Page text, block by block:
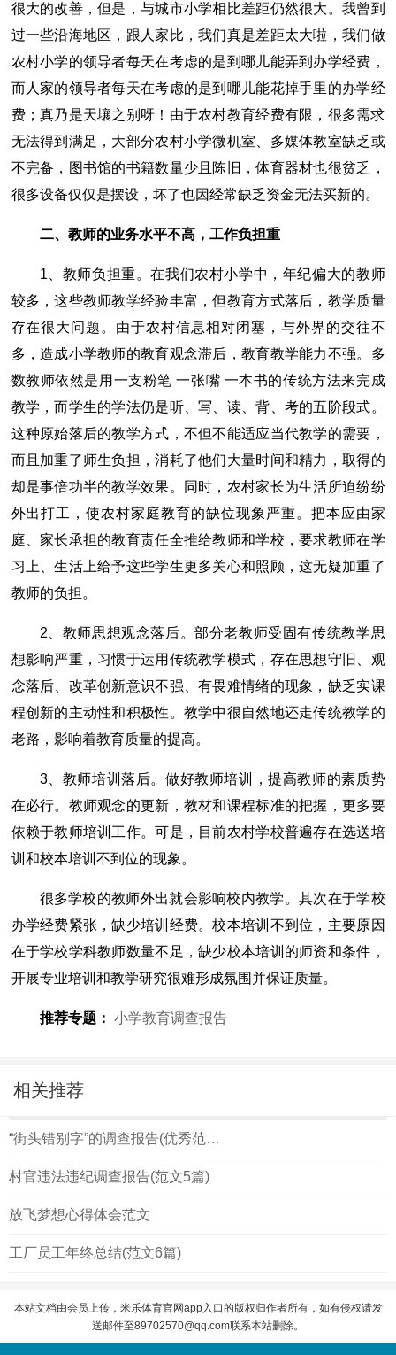
很大的改善，但是，与城市小学相比差距仍然很大。我曾到
过一些沿海地区，跟人家比，我们真是差距太大啦，我们做
农村小学的领导者每天在考虑的是到哪儿能弄到办学经费，
而人家的领导者每天在考虑的是到哪儿能花掉手里的办学经
费；真乃是天壤之别呀！由于农村教育经费有限，很多需求
无法得到满足，大部分农村小学微机室、多媒体教室缺乏或
不完备，图书馆的书籍数量少且陈旧，体育器材也很贫乏，
很多设备仅仅是摆设，坏了也因经常缺乏资金无法买新的。
二、教师的业务水平不高，工作负担重
1、教师负担重。在我们农村小学中，年纪偏大的教师
较多，这些教师教学经验丰富，但教育方式落后，教学质量
存在很大问题。由于农村信息相对闭塞，与外界的交往不
多，造成小学教师的教育观念滞后，教育教学能力不强。多
数教师依然是用一支粉笔 一张嘴 一本书的传统方法来完成
教学，而学生的学法仍是听、写、读、背、考的五阶段式。
这种原始落后的教学方式，不但不能适应当代教学的需要，
而且加重了师生负担，消耗了他们大量时间和精力，取得的
却是事倍功半的教学效果。同时，农村家长为生活所迫纷纷
外出打工，使农村家庭教育的缺位现象严重。把本应由家
庭、家长承担的教育责任全推给教师和学校，要求教师在学
习上、生活上给予这些学生更多关心和照顾，这无疑加重了
教师的负担。
2、教师思想观念落后。部分老教师受固有传统教学思
想影响严重，习惯于运用传统教学模式，存在思想守旧、观
念落后、改革创新意识不强、有畏难情绪的现象，缺乏实课
程创新的主动性和积极性。教学中很自然地还走传统教学的
老路，影响着教育质量的提高。
3、教师培训落后。做好教师培训，提高教师的素质势
在必行。教师观念的更新，教材和课程标准的把握，更多要
依赖于教师培训工作。可是，目前农村学校普遍存在选送培
训和校本培训不到位的现象。
很多学校的教师外出就会影响校内教学。其次在于学校
办学经费紧张，缺少培训经费。校本培训不到位，主要原因
在于学校学科教师数量不足，缺少校本培训的师资和条件，
开展专业培训和教学研究很难形成氛围并保证质量。
推荐专题： 小学教育调查报告
相关推荐
“街头错别字”的调查报告(优秀范文六篇)
村官违法违纪调查报告(范文5篇)
放飞梦想心得体会范文
工厂员工年终总结(范文6篇)
本站文档由会员上传，米乐体育官网app入口的版权归作者所有，如有侵权请发
送邮件至89702570@qq.com联系本站删除。